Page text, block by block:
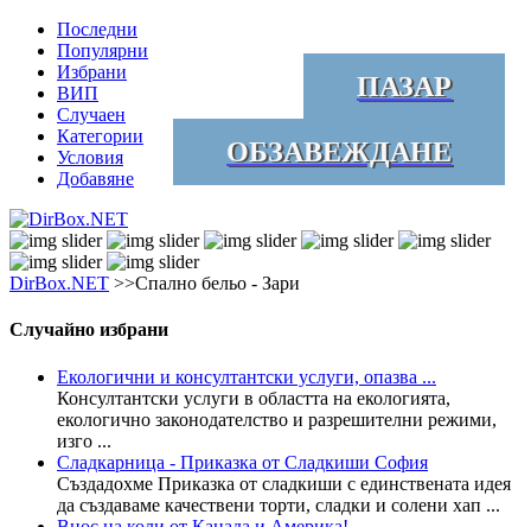
Последни
Популярни
Избрани
ВИП
Случаен
Категории
Условия
Добавяне
ПАЗАР
ОБЗАВЕЖДАНЕ
DirBox.NET >>Спално бельо - Зари
Случайно избрани
Екологични и консултантски услуги, опазва ...
Консултантски услуги в областта на екологията,
екологично законодателство и разрешителни режими,
изго ...
Сладкарница - Приказка от Сладкиши София
Създадохме Приказка от сладкиши с единствената идея
да създаваме качествени торти, сладки и солени хап ...